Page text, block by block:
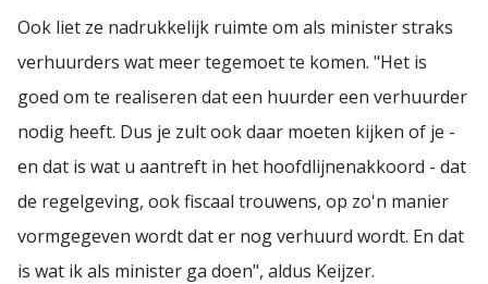
Ook liet ze nadrukkelijk ruimte om als minister straks
verhuurders wat meer tegemoet te komen. "Het is
goed om te realiseren dat een huurder een verhuurder
nodig heeft. Dus je zult ook daar moeten kijken of je -
en dat is wat u aantreft in het hoofdlijnenakkoord - dat
de regelgeving, ook fiscaal trouwens, op zo'n manier
vormgegeven wordt dat er nog verhuurd wordt. En dat
is wat ik als minister ga doen", aldus Keijzer.